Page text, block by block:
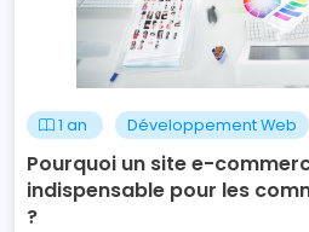
1 an Développement Web
Pourquoi un site e-
indispensable pour les
?